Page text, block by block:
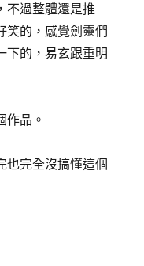
不過整體還是推
笑的，感覺劍靈們
下的，易玄跟重明
作品。
也完全沒搞懂這個